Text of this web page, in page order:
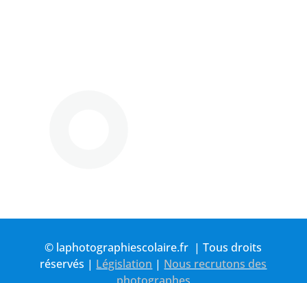
© laphotographiescolaire.fr | Tous droits
réservés | Législation | Nous recrutons des